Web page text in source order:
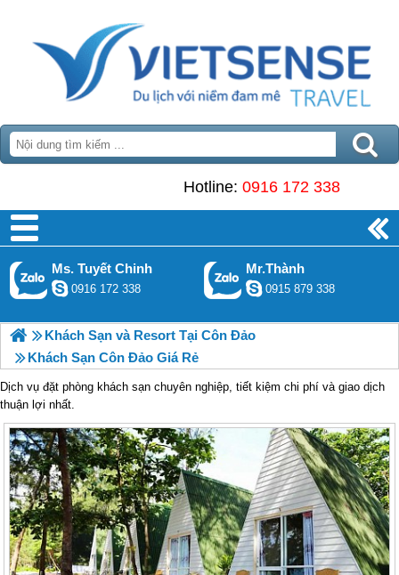
Hotline: 0916 172 338
Ms. Tuyết Chinh
0916 172 338
Mr.Thành
0915 879 338
Khách Sạn và Resort Tại Côn Đảo
Khách Sạn Côn Đảo Giá Rẻ
Dịch vụ đặt phòng khách sạn chuyên nghiệp, tiết kiệm chi phí và giao dịch
thuận lợi nhất.